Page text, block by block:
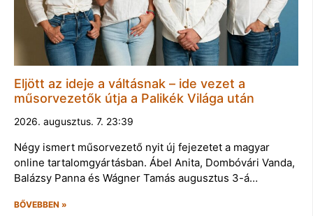
Eljött az ideje a váltásnak – ide vezet a
műsorvezetők útja a Palikék Világa után
2026. augusztus. 7. 23:39
Négy ismert műsorvezető nyit új fejezetet a magyar
online tartalomgyártásban. Ábel Anita, Dombóvári Vanda,
Balázsy Panna és Wágner Tamás augusztus 3-á…
BŐVEBBEN »